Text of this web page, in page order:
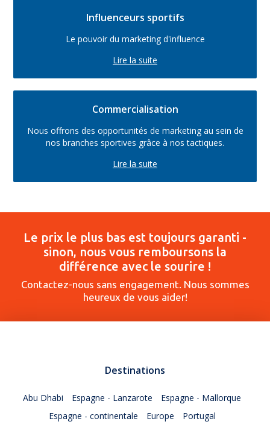
Influenceurs sportifs
Le pouvoir du marketing d'influence
Lire la suite
Commercialisation
Nous offrons des opportunités de marketing au sein de
nos branches sportives grâce à nos tactiques.
Lire la suite
Le prix le plus bas est toujours garanti -
sinon, nous vous remboursons la
différence avec le sourire !
Contactez-nous sans engagement. Nous sommes
heureux de vous aider!
Destinations
Abu Dhabi Espagne - Lanzarote
Espagne - Mallorque
Espagne - continentale
Europe Portugal